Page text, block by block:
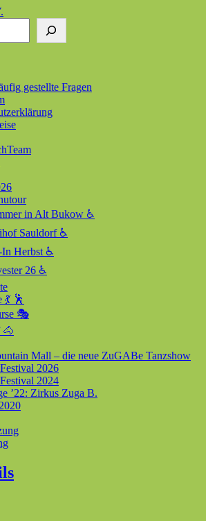
gestellte Fragen
in Alt Bukow ♿
Sauldorf ♿
Herbst ♿
26 ♿
🕺
🎭
🐴
Mall – die neue ZuGABe Tanzshow
2026
2024
’22: Zirkus Zuga B.